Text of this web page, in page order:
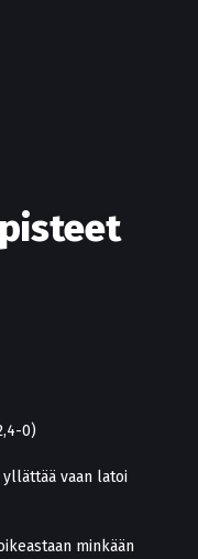
0)
vaan latoi
minkään